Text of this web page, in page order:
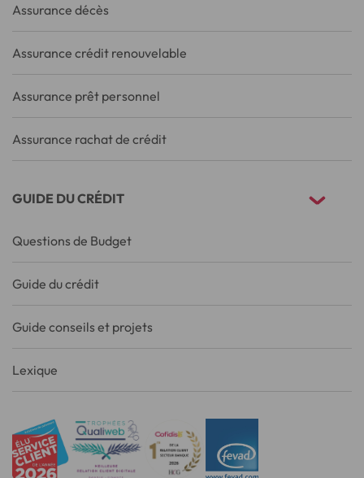
Assurance décès
Assurance crédit renouvelable
Assurance prêt personnel
Assurance rachat de crédit
GUIDE DU CRÉDIT
Questions de Budget
Guide du crédit
Guide conseils et projets
Lexique